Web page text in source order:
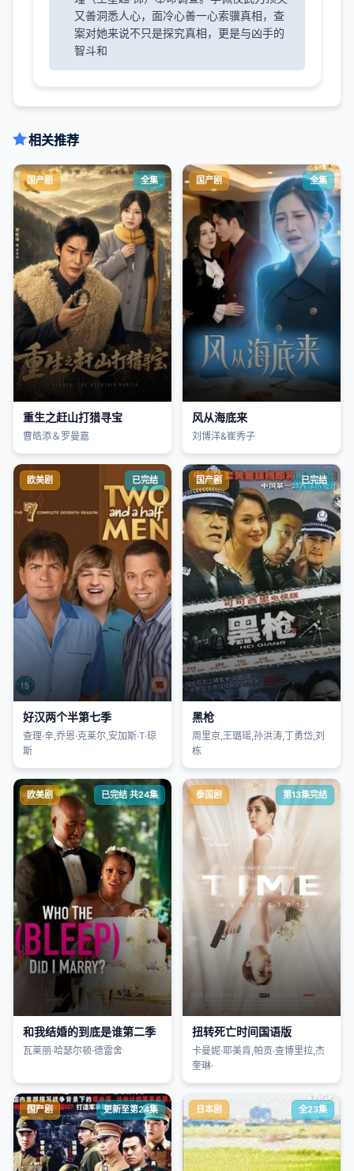
又善洞悉人心，面冷心善一心索骥真相，查
案对她来说不只是探究真相，更是与凶手的
智斗和
相关推荐
国产剧 全集
重生之赶山打猎寻宝
曹皓添＆罗曼嘉
国产剧 全集
风从海底来
刘博洋&崔秀子
欧美剧 已完结
好汉两个半第七季
查理·辛,乔恩·克莱尔,安加斯·T·琼
斯
国产剧 已完结
黑枪
周里京,王璐瑶,孙洪涛,丁勇岱,刘
栋
欧美剧 已完结 共24集
和我结婚的到底是谁第二季
瓦莱丽·哈瑟尔顿·德雷舍
泰国剧 第13集完结
扭转死亡时间国语版
卡曼妮·耶美肯,帕贡·查博里拉,杰
奎琳·
国产剧 更新至第24集 日本剧 全23集